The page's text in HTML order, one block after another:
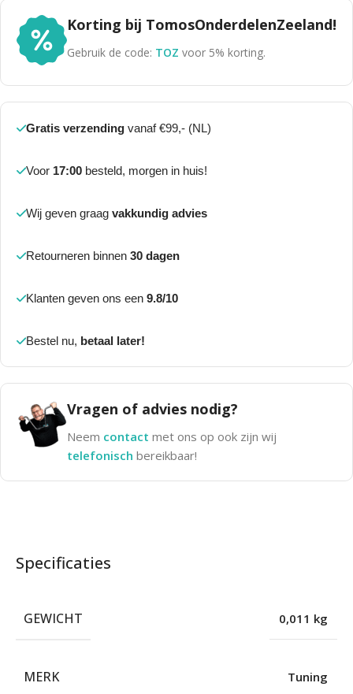
Korting bij TomosOnderdelenZeeland!
Gebruik de code: TOZ voor 5% korting.
Gratis verzending vanaf €99,- (NL)
Voor 17:00 besteld, morgen in huis!
Wij geven graag vakkundig advies
Retourneren binnen 30 dagen
Klanten geven ons een 9.8/10
Bestel nu, betaal later!
Vragen of advies nodig?
Neem contact met ons op ook zijn wij
telefonisch bereikbaar!
Specificaties
GEWICHT 0,011 kg
MERK Tuning